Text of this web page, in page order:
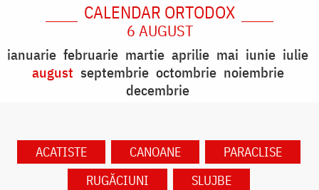
CALENDAR ORTODOX
6 AUGUST
ianuarie februarie martie aprilie mai iunie iulie
august septembrie octombrie noiembrie
decembrie
ACATISTE CANOANE
PARACLISE
RUGĂCIUNI
SLUJBE